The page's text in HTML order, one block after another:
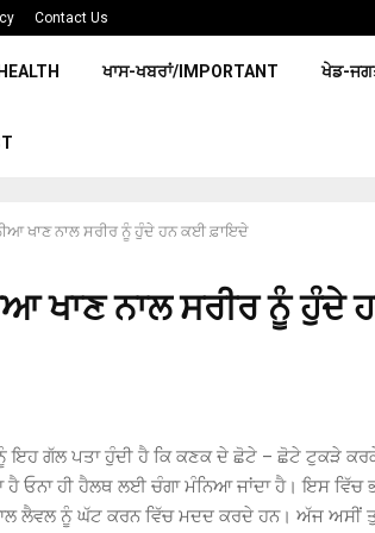
Contact Us
ਖਾਸ-ਖਬਰਾਂ/IMPORTANT ਖੇਡ-
ਖਾਣ ਨਾਲ ਸਰੀਰ ਨੂੰ ਹੁੰਦੇ ਹਨ ਕਈ ਫ਼ਾਇਦੇ
ਖਾਣ ਨਾਲ ਸਰੀਰ ਨੂੰ ਹੁੰਦੇ
ਨੂੰ ਇਹ ਗੱਲ ਪਤਾ ਹੁੰਦੀ ਹੈ ਕਿ ਕਣਕ ਦੇ ਛੋਟੇ – ਛੋਟੇ ਟੁਕੜੇ
ਹੈ ਓਨਾ ਹੀ ਹੈਲਥ ਲਈ ਚੰਗਾ ਮੰਨਿਆ ਜਾਂਦਾ ਹੈ। ਇਸ ਵਿੱਚ
ਲੈਵਲ ਨੂੰ ਘੱਟ ਕਰਨ ਵਿੱਚ ਮਦਦ ਕਰਦੇ ਹਨ। ਅੱਜ ਅਸੀਂ